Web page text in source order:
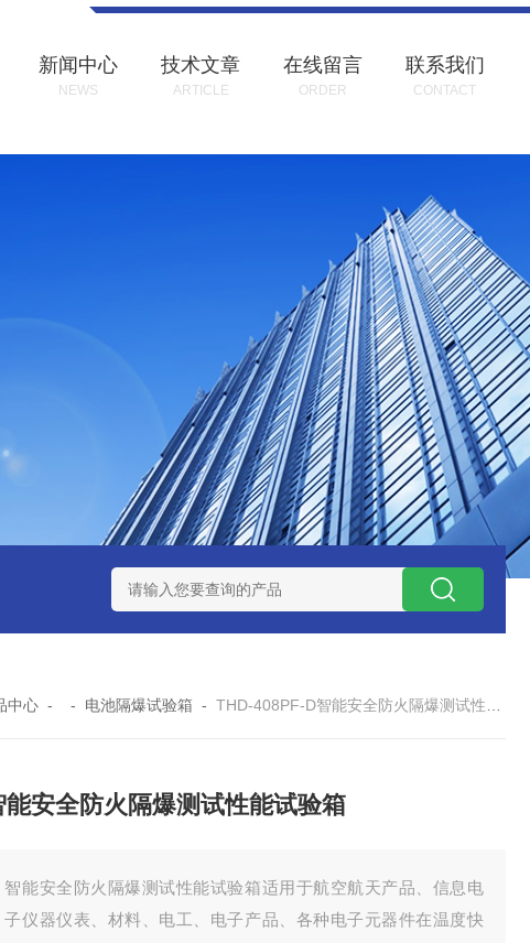
新闻中心
NEWS
技术文章
ARTICLE
在线留言
ORDER
联系我们
CONTACT
SH-160广皓天新国标温湿度盐雾试验箱保养维修 SMD-210PF-
中心 - - 电池隔爆试验箱 -THD-408PF-D智能安全防火隔爆测试性能试验箱
能安全防火隔爆测试性能试验箱
智能安全防火隔爆测试性能试验箱适用于航空航天产品、信息电
子仪器仪表、材料、电工、电子产品、各种电子元器件在温度快